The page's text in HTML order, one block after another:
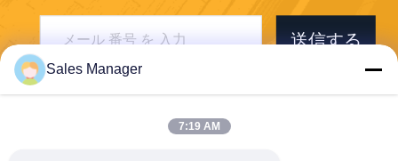
送信する
Sales Manager
7:19 AM